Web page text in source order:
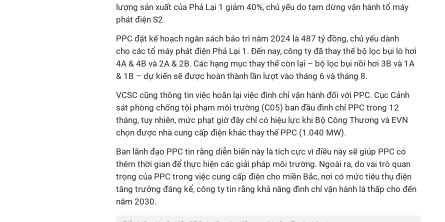
lượng sản xuất của Phả Lại 1 giảm 40%, chủ yếu do tạm dừng vận hành tổ máy
phát điện S2.
PPC đặt kế hoạch ngân sách bảo trì năm 2024 là 487 tỷ đồng, chủ yếu dành
cho các tổ máy phát điện Phả Lại 1. Đến nay, công ty đã thay thế bộ lọc bụi lò hơi
4A & 4B và 2A & 2B. Các hạng mục thay thế còn lại – bộ lọc bụi nồi hơi 3B và 1A
& 1B – dự kiến sẽ được hoàn thành lần lượt vào tháng 6 và tháng 8.
VCSC cũng thông tin việc hoãn lại việc đình chỉ vận hành đối với PPC. Cục Cảnh
sát phòng chống tội phạm môi trường (C05) ban đầu đình chỉ PPC trong 12
tháng, tuy nhiên, mức phạt giờ đây chỉ có hiệu lực khi Bộ Công Thương và EVN
chọn được nhà cung cấp điện khác thay thế PPC (1.040 MW).
Ban lãnh đạo PPC tin rằng diễn biến này là tích cực vì điều này sẽ giúp PPC có
thêm thời gian để thực hiện các giải pháp môi trường. Ngoài ra, do vai trò quan
trọng của PPC trong việc cung cấp điện cho miền Bắc, nơi có mức tiêu thụ điện
tăng trưởng đáng kể, công ty tin rằng khả năng đình chỉ vận hành là thấp cho đến
năm 2030.